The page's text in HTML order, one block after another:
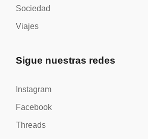
Sociedad
Viajes
Sigue nuestras redes
Instagram
Facebook
Threads